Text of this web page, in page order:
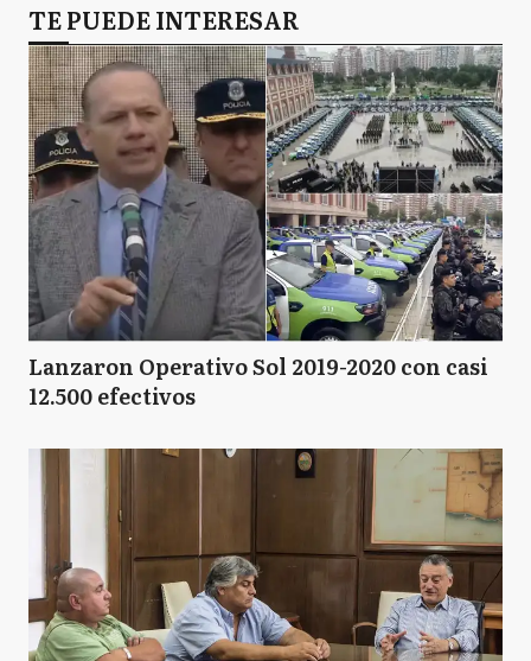
TE PUEDE INTERESAR
Lanzaron Operativo Sol 2019-2020 con casi
12.500 efectivos